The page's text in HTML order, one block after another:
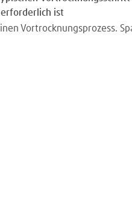
ist
Vortrocknungsprozess.